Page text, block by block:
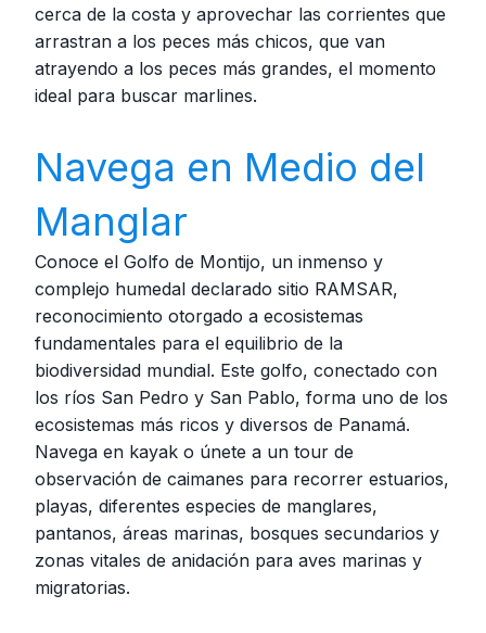
cerca de la costa y aprovechar las corrientes que
arrastran a los peces más chicos, que van
atrayendo a los peces más grandes, el momento
ideal para buscar marlines.
Navega en Medio del
Manglar
Conoce el Golfo de Montijo, un inmenso y
complejo humedal declarado sitio RAMSAR,
reconocimiento otorgado a ecosistemas
fundamentales para el equilibrio de la
biodiversidad mundial. Este golfo, conectado con
los ríos San Pedro y San Pablo, forma uno de los
ecosistemas más ricos y diversos de Panamá.
Navega en kayak o únete a un tour de
observación de caimanes para recorrer estuarios,
playas, diferentes especies de manglares,
pantanos, áreas marinas, bosques secundarios y
zonas vitales de anidación para aves marinas y
migratorias.